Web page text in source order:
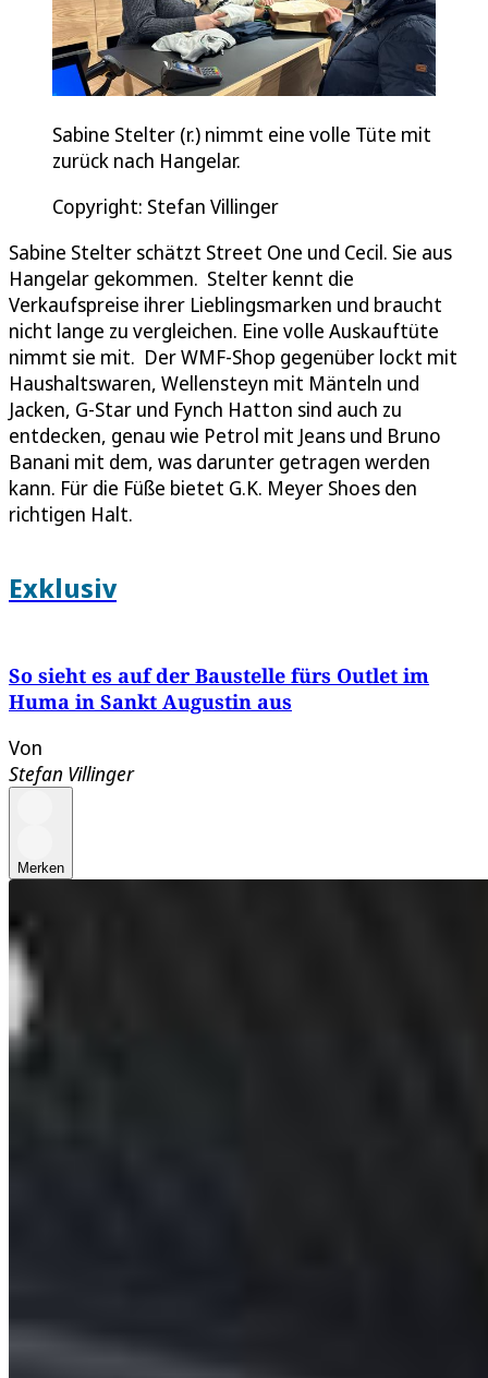
Sabine Stelter (r.) nimmt eine volle Tüte mit
zurück nach Hangelar.
Copyright: Stefan Villinger
Sabine Stelter schätzt Street One und Cecil. Sie aus
Hangelar gekommen. Stelter kennt die
Verkaufspreise ihrer Lieblingsmarken und braucht
nicht lange zu vergleichen. Eine volle Auskauftüte
nimmt sie mit. Der WMF-Shop gegenüber lockt mit
Haushaltswaren, Wellensteyn mit Mänteln und
Jacken, G-Star und Fynch Hatton sind auch zu
entdecken, genau wie Petrol mit Jeans und Bruno
Banani mit dem, was darunter getragen werden
kann. Für die Füße bietet G.K. Meyer Shoes den
richtigen Halt.
Exklusiv
So sieht es auf der Baustelle fürs Outlet im
Huma in Sankt Augustin aus
Von
Stefan Villinger
Merken